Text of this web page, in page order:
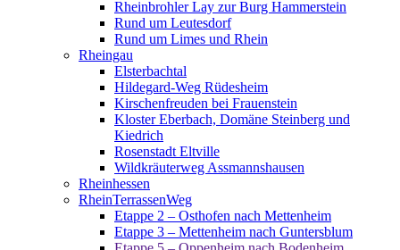
Rheinbrohler Lay zur Burg Hammerstein
Rund um Leutesdorf
Rund um Limes und Rhein
Rheingau
Elsterbachtal
Hildegard-Weg Rüdesheim
Kirschenfreuden bei Frauenstein
Kloster Eberbach, Domäne Steinberg und
Kiedrich
Rosenstadt Eltville
Wildkräuterweg Assmannshausen
Rheinhessen
RheinTerrassenWeg
Etappe 2 – Osthofen nach Mettenheim
Etappe 3 – Mettenheim nach Guntersblum